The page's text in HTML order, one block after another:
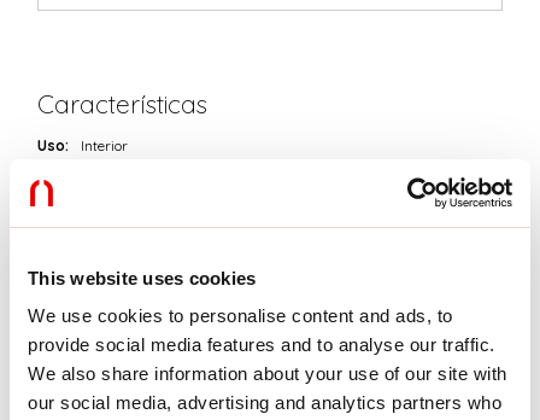
This website uses cookies
We use cookies to personalise content and ads, to
provide social media features and to analyse our traffic.
We also share information about your use of our site with
our social media, advertising and analytics partners who
Características
Uso:
Interior
Emisión:
H:
12.5mm
Fabricado en:
ITALY
Garantía:
5 años
Peso:
3.94kg